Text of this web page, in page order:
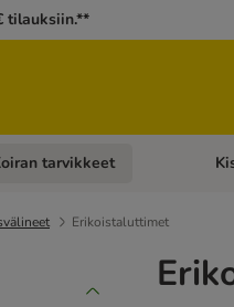
tilauksiin.**
kategoriavalikko: Koiranruoka
tarvikkeet
Erikoistaluttimet